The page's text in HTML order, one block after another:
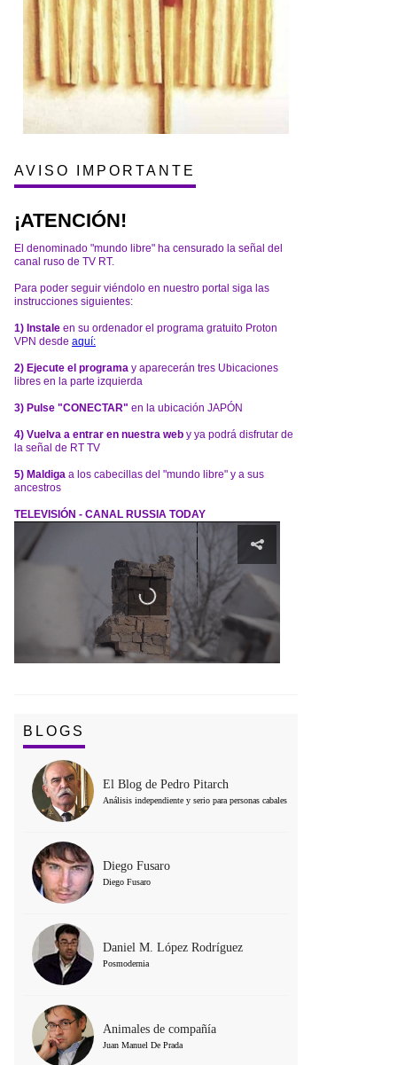
AVISO IMPORTANTE
¡ATENCIÓN!
El denominado "mundo libre" ha censurado la señal del
canal ruso de TV RT.
Para poder seguir viéndolo en nuestro portal siga las
instrucciones siguientes:
1) Instale en su ordenador el programa gratuito Proton
VPN desde aquí:
2) Ejecute el programa y aparecerán tres Ubicaciones
libres en la parte izquierda
3) Pulse "CONECTAR" en la ubicación JAPÓN
4) Vuelva a entrar en nuestra web y ya podrá disfrutar de
la señal de RT TV
5) Maldiga a los cabecillas del "mundo libre" y a sus
ancestros
TELEVISIÓN - CANAL RUSSIA TODAY
BLOGS
El Blog de Pedro Pitarch
Análisis independiente y serio para personas cabales
Diego Fusaro
Diego Fusaro
Daniel M. López Rodríguez
Posmodernia
Animales de compañía
Juan Manuel De Prada